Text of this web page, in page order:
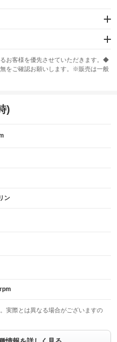
ABS
：装備なし
フロントカメラ
お客様を優先させていただきます。◆
をご確認お願いします。※販売は一般
)
ン
実際とは異なる場合がございますの